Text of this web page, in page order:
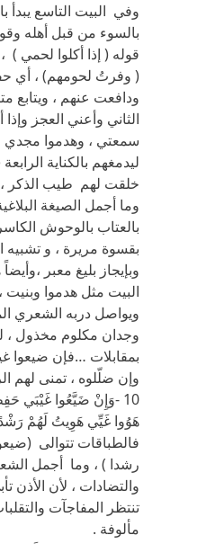
وفي البيت التاسع يبدأ
بالسوء من قبل أهله
قوله ( إذا أكلوا لحمي )
( وفرتُ لحومهم) ، أي
ودافعت عنهم ، ويتابع
الثاني وأعني العجز
سمعتي ، وهدموا مجدي
ليدمغهم بالكناية
خلقت لهم طيب الذكر ،
وما أجمل الصيغة
بالعتاب بالوحوش
بقسوة مريرة ، و تشبيه
وبإيجاز بليغ معبر
البيت مثل هدموا
ويواصل دربه الشعري
وجدان مكلوم مخذول ،
بمقابلات …فإن ضيعوا
وإن ضلّلوه ، تمنى لهم
10 -وَإِنْ ضَيَّعُوا
هَوُوا غَيِّي هَوِيتُ لَهُمْ
فالطباقات تتوالى
رشدا ) ، وما أجمل
والتضادات ، لأن الأذن
تنتظر المفاجآت
مألوفة .